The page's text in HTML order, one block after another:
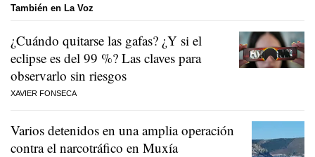
También en La Voz
¿Cuándo quitarse las gafas? ¿Y si el
eclipse es del 99 %? Las claves para
observarlo sin riesgos
XAVIER FONSECA
Varios detenidos en una amplia operación
contra el narcotráfico en Muxía